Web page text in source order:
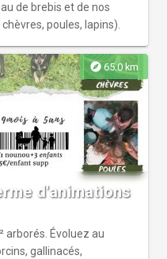
de brebis et de nos
poules, lapins).
explore 65.0 km
d'animations
arborés. Évoluez au
gallinacés,